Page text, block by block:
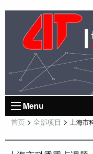
Menu
首页 > 全部项目 > 上海市